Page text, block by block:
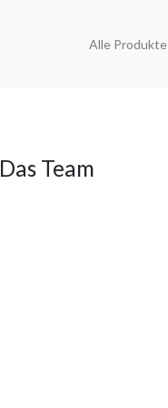
Alle Produkte
Das Team